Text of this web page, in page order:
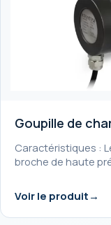
Goupille de
Caractéristiques :
broche de haute
Voir le produit